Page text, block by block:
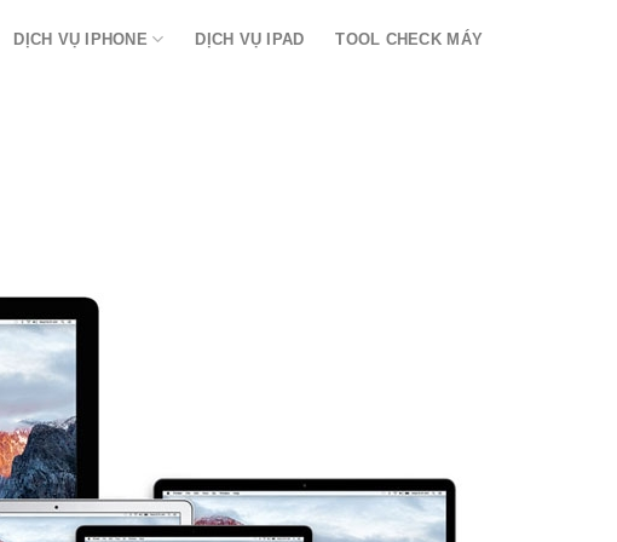
DỊCH VỤ IPHONE DỊCH VỤ IPAD TOOL CHECK MÁY